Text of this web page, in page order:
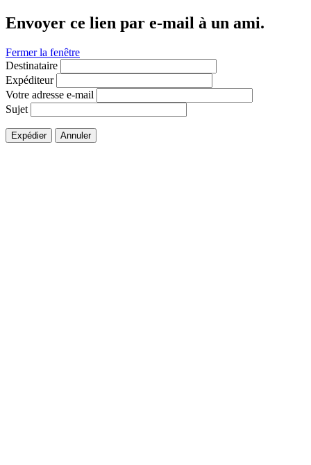
Envoyer ce lien par e-mail à un ami.
Fermer la fenêtre
Destinataire
Expéditeur
Votre adresse e-mail
Sujet
Expédier Annuler